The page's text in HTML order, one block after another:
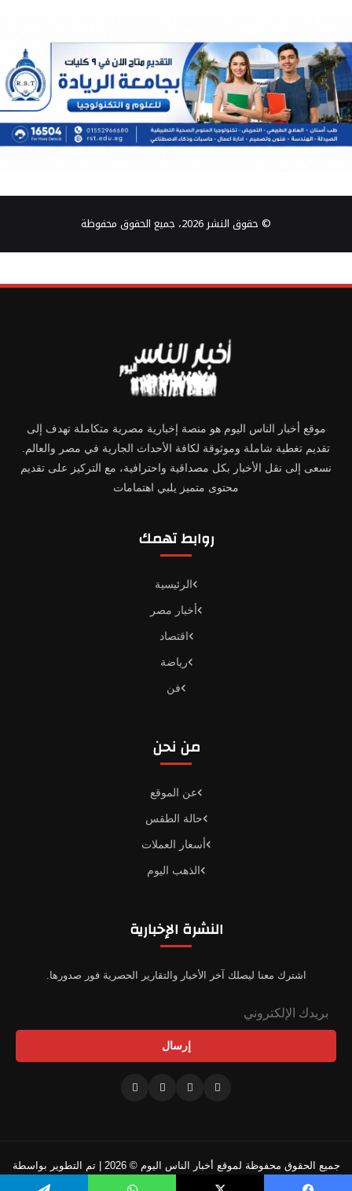
© حقوق النشر 2026، جميع الحقوق محفوظة
موقع أخبار الناس اليوم هو منصة إخبارية مصرية متكاملة تهدف إلى
تقديم تغطية شاملة وموثوقة لكافة الأحداث الجارية في مصر والعالم.
نسعى إلى نقل الأخبار بكل مصداقية واحترافية، مع التركيز على تقديم
محتوى متميز يلبي اهتمامات
روابط تهمك
الرئيسية
أخبار مصر
اقتصاد
رياضة
فن
من نحن
عن الموقع
حالة الطقس
أسعار العملات
الذهب اليوم
النشرة الإخبارية
اشترك معنا ليصلك آخر الأخبار والتقارير الحصرية فور صدورها.
إرسال
جميع الحقوق محفوظة لموقع أخبار الناس اليوم © 2026 | تم التطوير بواسطة